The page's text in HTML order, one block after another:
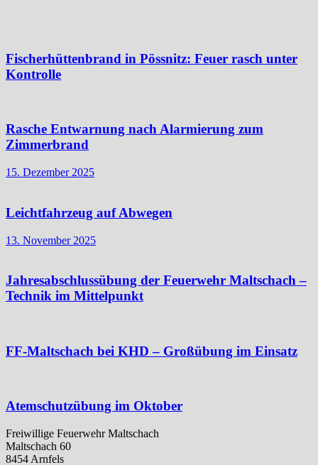
Fischerhüttenbrand in Pössnitz: Feuer rasch unter
Kontrolle
Rasche Entwarnung nach Alarmierung zum
Zimmerbrand
15. Dezember 2025
Leichtfahrzeug auf Abwegen
13. November 2025
Jahresabschlussübung der Feuerwehr Maltschach –
Technik im Mittelpunkt
FF-Maltschach bei KHD – Großübung im Einsatz
Atemschutzübung im Oktober
Freiwillige Feuerwehr Maltschach
Maltschach 60
8454 Arnfels